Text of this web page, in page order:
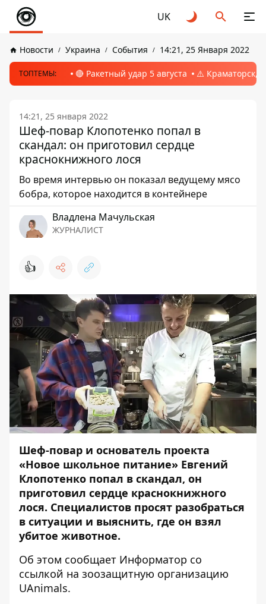
UK
Новости Украина События 14:21, 25 Января 2022
ТОПТЕМЫ: 🔴 Ракетный удар 5 августа ⚠️ Краматорск,
14:21, 25 января 2022
Шеф-повар Клопотенко попал в
скандал: он приготовил сердце
краснокнижного лося
Во время интервью он показал ведущему мясо
бобра, которое находится в контейнере
Владлена Мачульская
ЖУРНАЛИСТ
👍
Шеф-повар и основатель проекта
«Новое школьное питание» Евгений
Клопотенко попал в скандал, он
приготовил сердце краснокнижного
лося. Специалистов просят разобраться
в ситуации и выяснить, где он взял
убитое животное.
Об этом сообщает Информатор со
ссылкой на зоозащитную организацию
UAnimals.